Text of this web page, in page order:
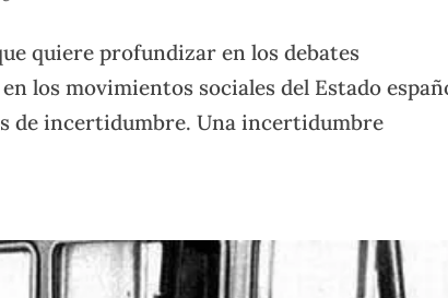
quiere profundizar en los debates
los movimientos sociales del Estado
de incertidumbre. Una incertidumbre